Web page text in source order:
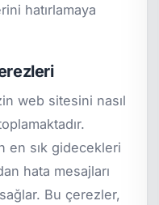
hatırlamaya
web sitesini nasıl
en sık gidecekleri
hata mesajları
sağlar. Bu çerezler,